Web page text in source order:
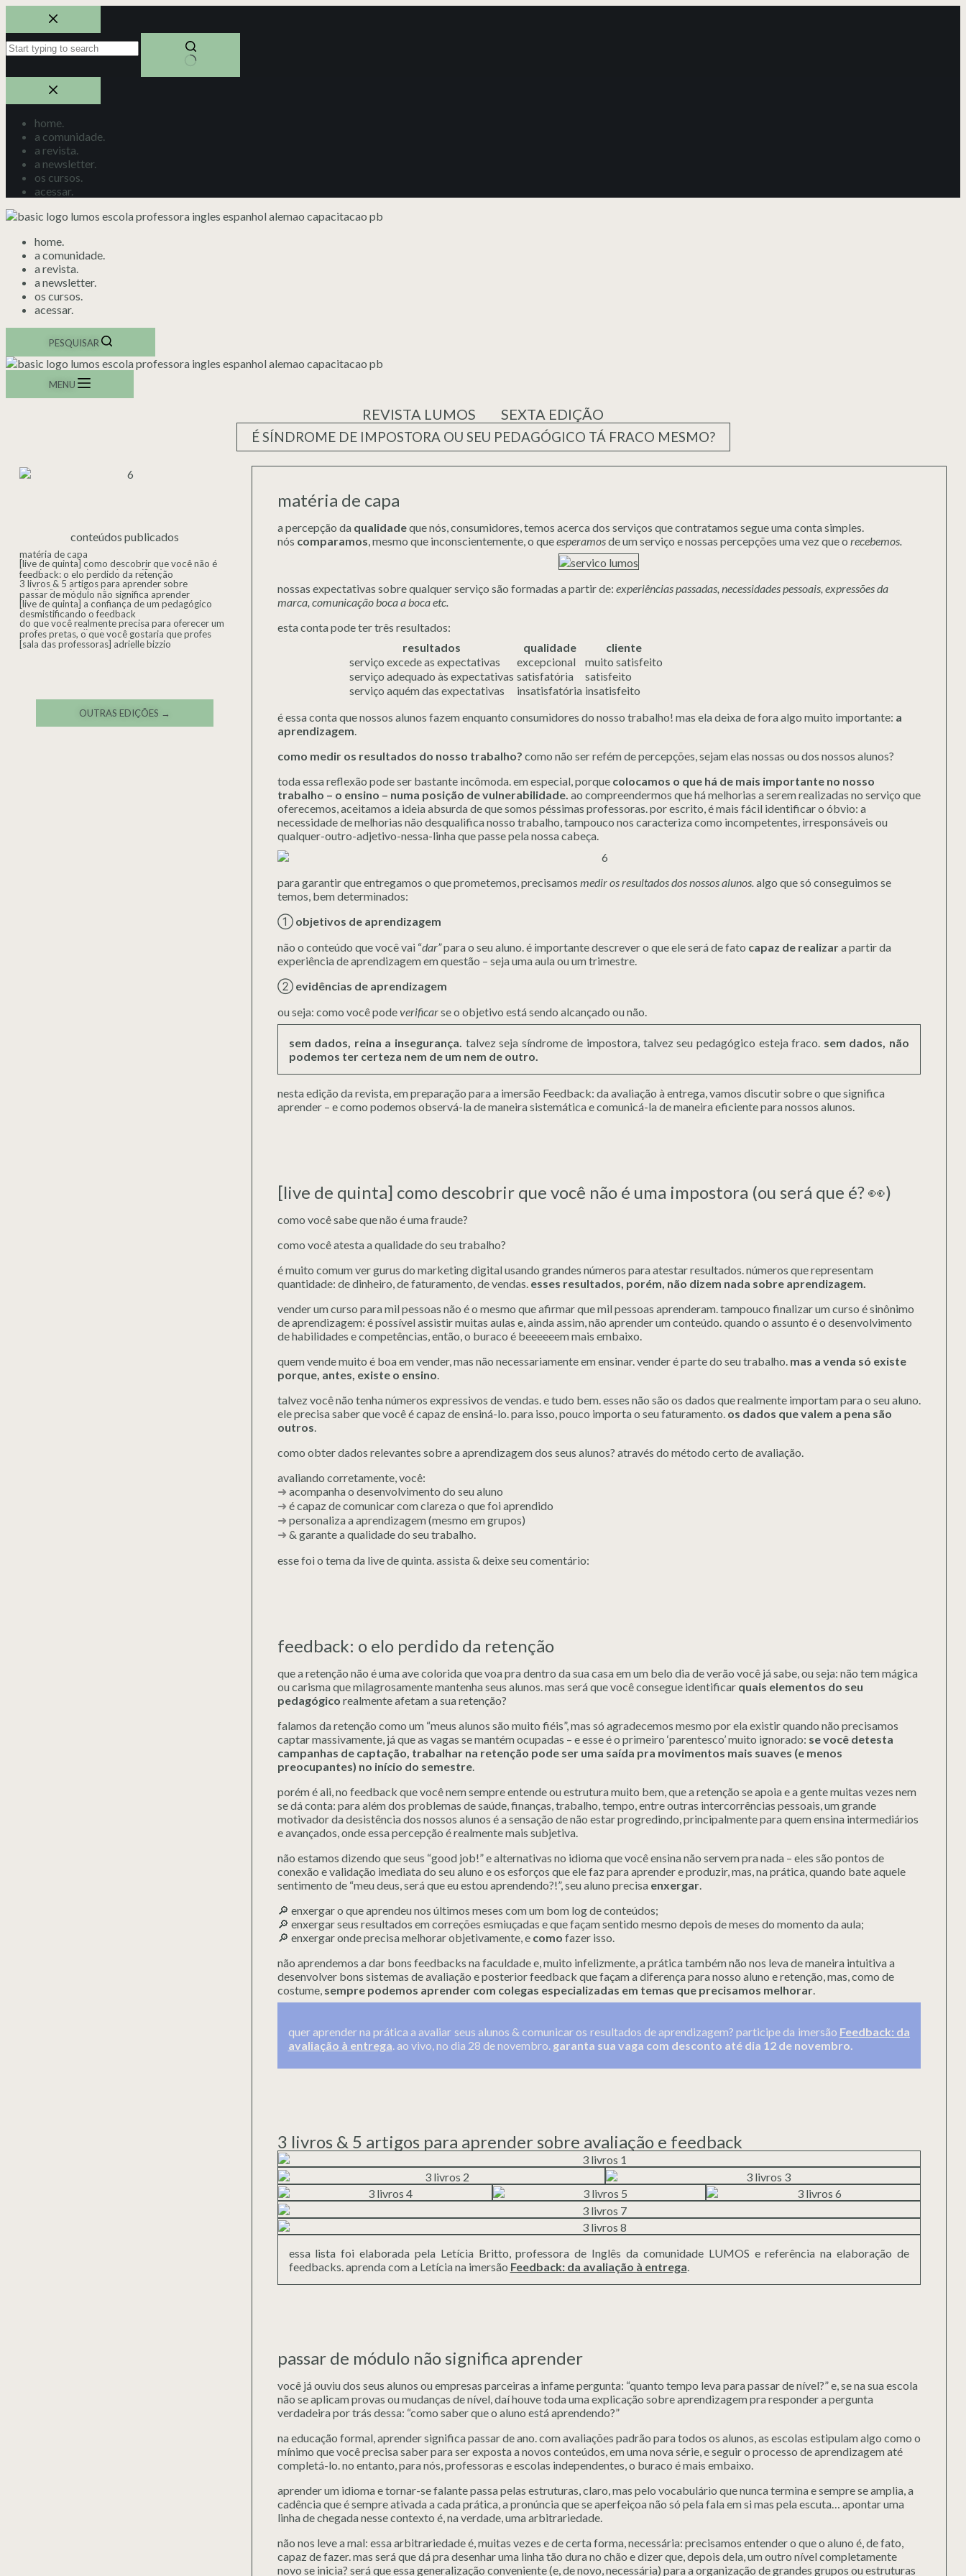
home.
a comunidade.
a revista.
a newsletter.
os cursos.
acessar.
home.
a comunidade.
a revista.
a newsletter.
os cursos.
acessar.
PESQUISAR
MENU
REVISTA LUMOS SEXTA EDIÇÃO
É SÍNDROME DE IMPOSTORA OU SEU PEDAGÓGICO TÁ FRACO MESMO?
conteúdos publicados
matéria de capa
[live de quinta] como descobrir que você não é
uma impostora (ou será que é? 👀)
feedback: o elo perdido da retenção
3 livros & 5 artigos para aprender sobre
avaliação e feedback
passar de módulo não significa aprender
[live de quinta] a confiança de um pedagógico
estruturado que nenhum guru é capaz de te dar
desmistificando o feedback
do que você realmente precisa para oferecer um
ensino personalizado
profes pretas, o que você gostaria que profes
brancas soubessem sobre seu trabalho?
[sala das professoras] adrielle bizzio
OUTRAS EDIÇÕES →
matéria de capa
a percepção da qualidadeque nós, consumidores, temos acerca dos serviços que contratamos segue uma conta simples.
nós comparamos, mesmo que inconscientemente, o queesperamosde um serviço e nossas percepções uma vez que o recebemos.
nossas expectativas sobre qualquer serviço são formadas a partir de: experiências passadas, necessidades pessoais, expressões da
marca, comunicação boca a boca etc.
esta conta pode ter três resultados:
resultados
qualidade
cliente
serviço excede as expectativas
excepcional
muito satisfeito
serviço adequado às expectativas satisfatória
satisfeito
serviço aquém das expectativas
insatisfatória insatisfeito
é essa conta que nossos alunos fazem enquanto consumidores do nosso trabalho! mas ela deixa de fora algo muito importante: a
aprendizagem.
como medir os resultados do nosso trabalho? como não ser refém de percepções, sejam elas nossas ou dos nossos alunos?
toda essa reflexão pode ser bastante incômoda. em especial, porque colocamos o que há de mais importante no nosso
trabalho – o ensino – numa posição de vulnerabilidade. ao compreendermos que há melhorias a serem realizadas no serviço que
oferecemos, aceitamos a ideia absurda de que somos péssimas professoras. por escrito, é mais fácil identificar o óbvio: a
necessidade de melhorias não desqualifica nosso trabalho, tampouco nos caracteriza como incompetentes, irresponsáveis ou
qualquer-outro-adjetivo-nessa-linha que passe pela nossa cabeça.
para garantir que entregamos o que prometemos, precisamos medir os resultados dos nossos alunos.algo que só conseguimos se
temos, bem determinados:
① objetivos de aprendizagem
não o conteúdo que você vai “dar”para o seu aluno. é importante descrever o que ele será de fato capaz de realizara partir da
experiência de aprendizagem em questão – seja uma aula ou um trimestre.
② evidências de aprendizagem
ou seja: como você podeverificarse o objetivo está sendo alcançado ou não.
sem dados, reina a insegurança. talvez seja síndrome de impostora, talvez seu pedagógico esteja fraco. sem dados, não
podemos ter certeza nem de um nem de outro.
nesta edição da revista, em preparação para a imersão Feedback: da avaliação à entrega, vamos discutir sobre o que significa
aprender – e como podemos observá-la de maneira sistemática e comunicá-la de maneira eficiente para nossos alunos.
[live de quinta] como descobrir que você não é uma impostora (ou será que é? 👀)
como você sabe que não é uma fraude?
como você atesta a qualidade do seu trabalho?
é muito comum ver gurus do marketing digital usando grandes números para atestar resultados. números que representam
quantidade: de dinheiro, de faturamento, de vendas. esses resultados, porém, não dizem nada sobre aprendizagem.
vender um curso para mil pessoas não é o mesmo que afirmar que mil pessoas aprenderam. tampouco finalizar um curso é sinônimo
de aprendizagem: é possível assistir muitas aulas e, ainda assim, não aprender um conteúdo. quando o assunto é o desenvolvimento
de habilidades e competências, então, o buraco é beeeeeem mais embaixo.
quem vende muito é boa em vender, mas não necessariamente em ensinar. vender é parte do seu trabalho. mas a venda só existe
porque, antes, existe o ensino.
talvez você não tenha números expressivos de vendas. e tudo bem. esses não são os dados que realmente importam para o seu aluno.
ele precisa saber que você é capaz de ensiná-lo. para isso, pouco importa o seu faturamento. os dados que valem a pena são
outros.
como obter dados relevantes sobre a aprendizagem dos seus alunos? através do método certo de avaliação.
avaliando corretamente, você:
➜ acompanha o desenvolvimento do seu aluno
➜ é capaz de comunicar com clareza o que foi aprendido
➜ personaliza a aprendizagem (mesmo em grupos)
➜ & garante a qualidade do seu trabalho.
esse foi o tema da live de quinta. assista & deixe seu comentário:
feedback: o elo perdido da retenção
que a retenção não é uma ave colorida que voa pra dentro da sua casa em um belo dia de verão você já sabe, ou seja: não tem mágica
ou carisma que milagrosamente mantenha seus alunos. mas será que você consegue identificar quais elementos do seu
pedagógico realmente afetam a sua retenção?
falamos da retenção como um “meus alunos são muito fiéis”, mas só agradecemos mesmo por ela existir quando não precisamos
captar massivamente, já que as vagas se mantém ocupadas – e esse é o primeiro ‘parentesco’ muito ignorado: se você detesta
campanhas de captação, trabalhar na retenção pode ser uma saída pra movimentos mais suaves (e menos
preocupantes) no início do semestre.
porém é ali, no feedback que você nem sempre entende ou estrutura muito bem, que a retenção se apoia e a gente muitas vezes nem
se dá conta: para além dos problemas de saúde, finanças, trabalho, tempo, entre outras intercorrências pessoais, um grande
motivador da desistência dos nossos alunos é a sensação de não estar progredindo, principalmente para quem ensina intermediários
e avançados, onde essa percepção é realmente mais subjetiva.
não estamos dizendo que seus “good job!” e alternativas no idioma que você ensina não servem pra nada – eles são pontos de
conexão e validação imediata do seu aluno e os esforços que ele faz para aprender e produzir, mas, na prática, quando bate aquele
sentimento de “meu deus, será que eu estou aprendendo?!”, seu aluno precisa enxergar.
🔎 enxergar o que aprendeu nos últimos meses com um bom log de conteúdos;
🔎 enxergar seus resultados em correções esmiuçadas e que façam sentido mesmo depois de meses do momento da aula;
🔎 enxergar onde precisa melhorar objetivamente, e como fazer isso.
não aprendemos a dar bons feedbacks na faculdade e, muito infelizmente, a prática também não nos leva de maneira intuitiva a
desenvolver bons sistemas de avaliação e posterior feedback que façam a diferença para nosso aluno e retenção, mas, como de
costume, sempre podemos aprender com colegas especializadas em temas que precisamos melhorar.
quer aprender na prática a avaliar seus alunos & comunicar os resultados de aprendizagem? participe da imersão Feedback: da
avaliação à entrega. ao vivo, no dia 28 de novembro. garanta sua vaga com desconto até dia 12 de novembro.
3 livros & 5 artigos para aprender sobre avaliação e feedback
essa lista foi elaborada pela Letícia Britto, professora de Inglês da comunidade LUMOS e referência na elaboração de
feedbacks. aprenda com a Letícia na imersão Feedback: da avaliação à entrega.
passar de módulo não significa aprender
você já ouviu dos seus alunos ou empresas parceiras a infame pergunta: “quanto tempo leva para passar de nível?” e, se na sua escola
não se aplicam provas ou mudanças de nível, daí houve toda uma explicação sobre aprendizagem pra responder a pergunta
verdadeira por trás dessa: “como saber que o aluno está aprendendo?”
na educação formal, aprender significa passar de ano. com avaliações padrão para todos os alunos, as escolas estipulam algo como o
mínimo que você precisa saber para ser exposta a novos conteúdos, em uma nova série, e seguir o processo de aprendizagem até
completá-lo. no entanto, para nós, professoras e escolas independentes, o buraco é mais embaixo.
aprender um idioma e tornar-se falante passa pelas estruturas, claro, mas pelo vocabulário que nunca termina e sempre se amplia, a
cadência que é sempre ativada a cada prática, a pronúncia que se aperfeiçoa não só pela fala em si mas pela escuta… apontar uma
linha de chegada nesse contexto é, na verdade, uma arbitrariedade.
não nos leve a mal: essa arbitrariedade é, muitas vezes e de certa forma, necessária: precisamos entender o que o aluno é, de fato,
capaz de fazer. mas será que dá pra desenhar uma linha tão dura no chão e dizer que, depois dela, um outro nível completamente
novo se inicia? será que essa generalização conveniente (e, de novo, necessária) para a organização de grandes grupos ou estruturas